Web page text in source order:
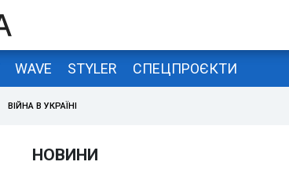
WAVE STYLER СПЕЦПРОЄКТИ
ВІЙНА В УКРАЇНІ
НОВИНИ